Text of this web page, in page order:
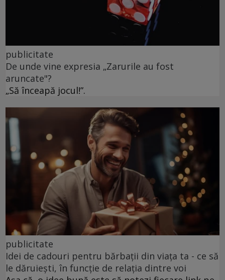
publicitate
De unde vine expresia „Zarurile au fost
aruncate"?
„Să înceapă jocul!”.
publicitate
Idei de cadouri pentru bărbații din viața ta - ce să
le dăruiești, în funcție de relația dintre voi